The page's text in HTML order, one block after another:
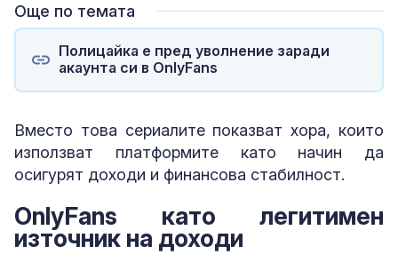
Още по темата
Полицайка е пред уволнение заради
акаунта си в OnlyFans
Вместо това сериалите показват хора, които
използват платформите като начин да
осигурят доходи и финансова стабилност.
OnlyFans като легитимен
източник на доходи